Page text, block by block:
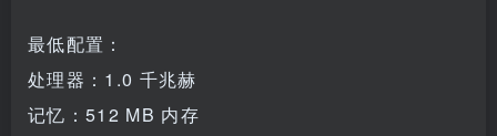
最低配置：
处理器：1.0 千兆赫
记忆：512 MB 内存